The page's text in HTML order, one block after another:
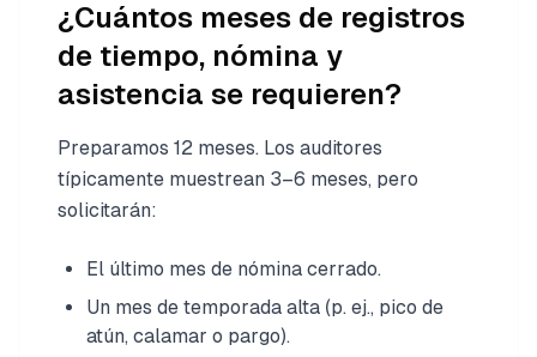
¿Cuántos meses de registros
de tiempo, nómina y
asistencia se requieren?
Preparamos 12 meses. Los auditores
típicamente muestrean 3–6 meses, pero
solicitarán:
El último mes de nómina cerrado.
Un mes de temporada alta (p. ej., pico de
atún, calamar o pargo).